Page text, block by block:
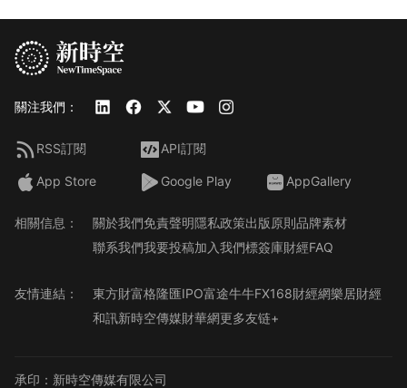
關注我們：
RSS訂閱 API訂閱
App Store Google Play AppGallery
相關信息： 關於我們免責聲明隱私政策出版原則品牌素材
聯系我們我要投稿加入我們標簽庫財經FAQ
友情連結： 東方財富格隆匯IPO富途牛牛FX168財經網樂居財經
和訊新時空傳媒財華網更多友链+
承印：新時空傳媒有限公司